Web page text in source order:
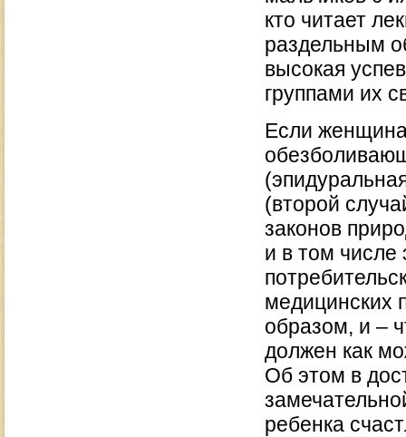
кто читает
раздельным
высокая
группами их
Если
(второй
законов
и в том числе
медицинских
образом, и –
должен как
Об этом в
ребенка